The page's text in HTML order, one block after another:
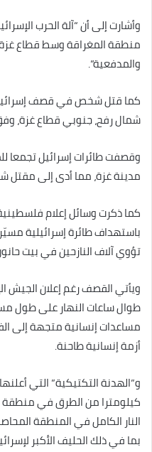
وأشارت إلى أن “آلة الحرب
منطقة المغراقة وسط قطاع
والمدفعية”.
كما قتل شخص في قصف
شمال رفح، جنوبي قطاع غزة،
وقصفت طائرات إسرائيل
مدينة غزة، مما أدى إلى مقتل
كما ذكرت وسائل إعلام
باستهداف طائرة إسرائيلية
تؤوي آلاف النازحين في بيت
ويأتي القصف رغم إعلان الجيش
طوال ساعات النهار على طول
مساعدات إنسانية متجهة إلى
أزمة إنسانية طاحنة.
كيلومترا من الطرق في منطقة
النار الكامل في المنطقة
بما في ذلك الحليف الأكبر